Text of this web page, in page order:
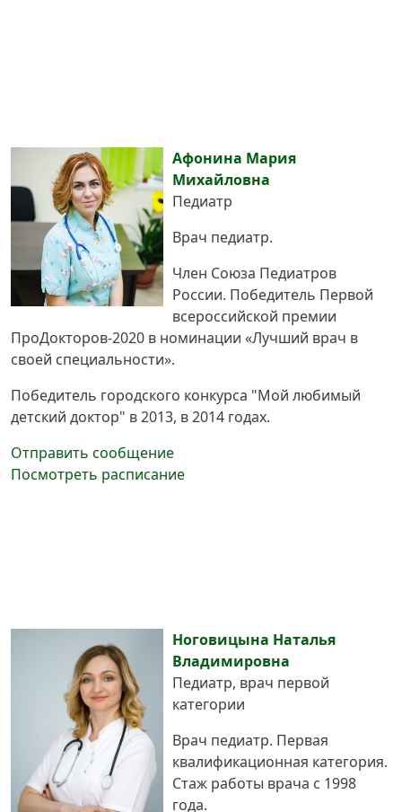
Афонина Мария
Михайловна
Педиатр
Врач педиатр.
Член Союза Педиатров
России. Победитель Первой
всероссийской премии
ПроДокторов-2020 в номинации «Лучший врач в
своей специальности».
Победитель городского конкурса "Мой любимый
детский доктор" в 2013, в 2014 годах.
Отправить сообщение
Посмотреть расписание
Ноговицына Наталья
Владимировна
Педиатр, врач первой
категории
Врач педиатр. Первая
квалификационная категория.
Стаж работы врача с 1998
года.